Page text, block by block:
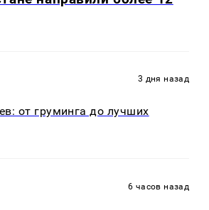
3 дня назад
от груминга до лучших
6 часов назад